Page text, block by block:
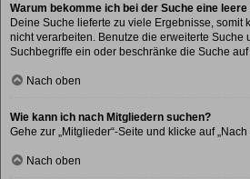
Warum bekomme ich bei der Suche eine leere
Deine Suche lieferte zu viele Ergebnisse, somit
nicht verarbeiten. Benutze die erweiterte Suche
Suchbegriffe ein oder beschränke die Suche
Nach oben
Wie kann ich nach Mitgliedern suchen?
Gehe zur „Mitglieder“-Seite und klicke auf
Nach oben